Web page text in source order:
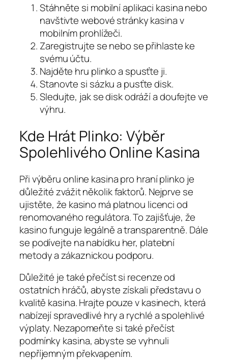
Stáhněte si mobilní aplikaci kasina nebo
navštivte webové stránky kasina v
mobilním prohlížeči.
Zaregistrujte se nebo se přihlaste ke
svému účtu.
Najděte hru plinko a spusťte ji.
Stanovte si sázku a pusťte disk.
Sledujte, jak se disk odráží a doufejte ve
výhru.
Kde Hrát Plinko: Výběr
Spolehlivého Online Kasina
Při výběru online kasina pro hraní plinko je
důležité zvážit několik faktorů. Nejprve se
ujistěte, že kasino má platnou licenci od
renomovaného regulátora. To zajišťuje, že
kasino funguje legálně a transparentně. Dále
se podívejte na nabídku her, platební
metody a zákaznickou podporu.
Důležité je také přečíst si recenze od
ostatních hráčů, abyste získali představu o
kvalitě kasina. Hrajte pouze v kasinech, která
nabízejí spravedlivé hry a rychlé a spolehlivé
výplaty. Nezapomeňte si také přečíst
podmínky kasina, abyste se vyhnuli
nepříjemným překvapením.